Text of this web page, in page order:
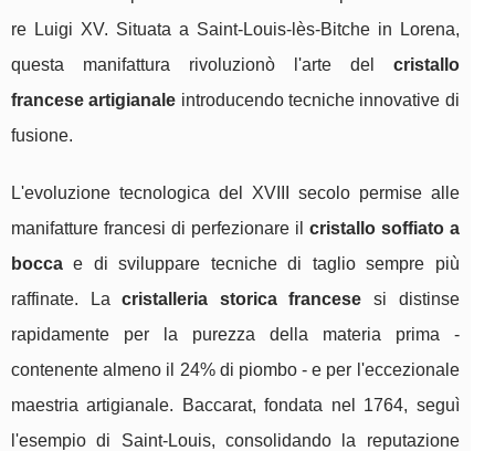
re Luigi XV. Situata a Saint-Louis-lès-Bitche in Lorena,
questa manifattura rivoluzionò l'arte del cristallo
francese artigianale introducendo tecniche innovative di
fusione.
L'evoluzione tecnologica del XVIII secolo permise alle
manifatture francesi di perfezionare il cristallo soffiato a
bocca e di sviluppare tecniche di taglio sempre più
raffinate. Lacristalleria storica francese si distinse
rapidamente per la purezza della materia prima -
contenente almeno il 24% di piombo - e per l'eccezionale
maestria artigianale. Baccarat, fondata nel 1764, seguì
l'esempio di Saint-Louis, consolidando la reputazione